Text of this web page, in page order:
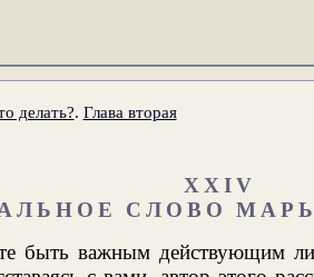
делать?. Глава вторая
XXIV
СЛОВО
быть важным действующим